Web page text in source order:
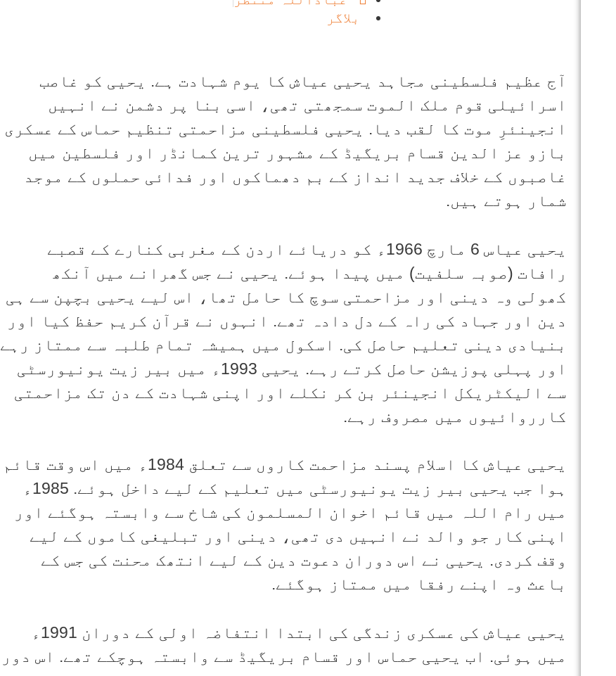
بلاگر
آج عظیم فلسطینی مجاہد یحیی عیاش کا یوم شہادت ہے. یحیی کو غاصب
اسرائیلی قوم ملک الموت سمجھتی تھی، اسی بنا پر دشمن نے انہیں
انجینئرِ موت کا لقب دیا. یحیی فلسطینی مزاحمتی تنظیم حماس کے عسکری
بازو عز الدین قسام بریگیڈ کے مشہور ترین کمانڈر اور فلسطین میں
غاصبوں کے خلاف جدید انداز کے بم دھماکوں اور فدائی حملوں کے موجد
شمار ہوتے ہیں.
یحیی عیاس 6 مارچ 1966ء کو دریائے اردن کے مغربی کنارے کے قصبے
رافات (صوبہ سلفیت) میں پیدا ہوئے. یحیی نے جس گھرانے میں آنکھ
کھولی وہ دینی اور مزاحمتی سوچ کا حامل تھا، اس لیے یحیی بچپن سے ہی
دین اور جہاد کی راہ کے دل دادہ تھے. انہوں نے قرآن کریم حفظ کیا اور
بنیادی دینی تعلیم حاصل کی. اسکول میں ہمیشہ تمام طلبہ سے ممتاز رہے
اور پہلی پوزیشن حاصل کرتے رہے. یحیی 1993ء میں بیر زیت یونیورسٹی
سے الیکٹریکل انجینئر بن کر نکلے اور اپنی شہادت کے دن تک مزاحمتی
کارروائیوں میں مصروف رہے.
یحیی عیاش کا اسلام پسند مزاحمت کاروں سے تعلق 1984ء میں اس وقت قائم
ہوا جب یحیی بیر زیت یونیورسٹی میں تعلیم کے لیے داخل ہوئے. 1985ء
میں رام اللہ میں قائم اخوان المسلمون کی شاخ سے وابستہ ہوگئے اور
اپنی کار جو والد نے انہیں دی تھی، دینی اور تبلیغی کاموں کے لیے
وقف کردی. یحیی نے اس دوران دعوت دین کے لیے انتھک محنت کی جس کے
باعث وہ اپنے رفقا میں ممتاز ہوگئے.
یحیی عیاش کی عسکری زندگی کی ابتدا انتفاضہ اولی کے دوران 1991ء
میں ہوئی. اب یحیی حماس اور قسام بریگیڈ سے وابستہ ہوچکے تھے. اس دور